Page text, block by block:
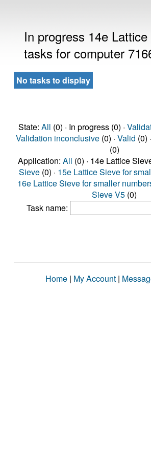
In progress 14e
tasks for computer
No tasks to display
State: All (0) · In progress (0) ·
Validation inconclusive(0) · Valid (0) ·
(0)
Application: All (0) · 14e Lattice
Sieve (0) · 15e Lattice Sieve for
16e Lattice Sieve for smaller
Sieve V5 (0)
Task name:
Home | My Account |